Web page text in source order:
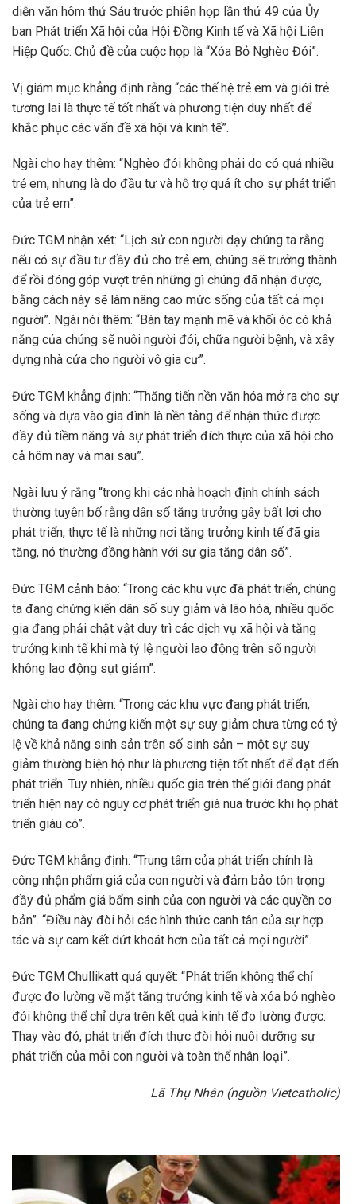
diễn văn hôm thứ Sáu trước phiên họp lần thứ 49 của Ủy
ban Phát triển Xã hội của Hội Đồng Kinh tế và Xã hội Liên
Hiệp Quốc. Chủ đề của cuộc họp là “Xóa Bỏ Nghèo Đói”.
Vị giám mục khẳng định rằng “các thế hệ trẻ em và giới trẻ
tương lai là thực tế tốt nhất và phương tiện duy nhất để
khắc phục các vấn đề xã hội và kinh tế”.
Ngài cho hay thêm: “Nghèo đói không phải do có quá nhiều
trẻ em, nhưng là do đầu tư và hỗ trợ quá ít cho sự phát triển
của trẻ em”.
Đức TGM nhận xét: “Lịch sử con người dạy chúng ta rằng
nếu có sự đầu tư đầy đủ cho trẻ em, chúng sẽ trưởng thành
để rồi đóng góp vượt trên những gì chúng đã nhận được,
bằng cách này sẽ làm nâng cao mức sống của tất cả mọi
người”. Ngài nói thêm: “Bàn tay mạnh mẽ và khối óc có khả
năng của chúng sẽ nuôi người đói, chữa người bệnh, và xây
dựng nhà cửa cho người vô gia cư”.
Đức TGM khẳng định: “Thăng tiến nền văn hóa mở ra cho sự
sống và dựa vào gia đình là nền tảng để nhận thức được
đầy đủ tiềm năng và sự phát triển đích thực của xã hội cho
cả hôm nay và mai sau”.
Ngài lưu ý rằng “trong khi các nhà hoạch định chính sách
thường tuyên bố rằng dân số tăng trưởng gây bất lợi cho
phát triển, thực tế là những nơi tăng trưởng kinh tế đã gia
tăng, nó thường đồng hành với sự gia tăng dân số”.
Đức TGM cảnh báo: “Trong các khu vực đã phát triển, chúng
ta đang chứng kiến dân số suy giảm và lão hóa, nhiều quốc
gia đang phải chật vật duy trì các dịch vụ xã hội và tăng
trưởng kinh tế khi mà tỷ lệ người lao động trên số người
không lao động sụt giảm”.
Ngài cho hay thêm: “Trong các khu vực đang phát triển,
chúng ta đang chứng kiến một sự suy giảm chưa từng có tỷ
lệ về khả năng sinh sản trên số sinh sản – một sự suy
giảm thường biện hộ như là phương tiện tốt nhất để đạt đến
phát triển. Tuy nhiên, nhiều quốc gia trên thế giới đang phát
triển hiện nay có nguy cơ phát triển già nua trước khi họ phát
triển giàu có”.
Đức TGM khẳng định: “Trung tâm của phát triển chính là
công nhận phẩm giá của con người và đảm bảo tôn trọng
đầy đủ phẩm giá bẩm sinh của con người và các quyền cơ
bản”. “Điều này đòi hỏi các hình thức canh tân của sự hợp
tác và sự cam kết dứt khoát hơn của tất cả mọi người”.
Đức TGM Chullikatt quả quyết: “Phát triển không thể chỉ
được đo lường về mặt tăng trưởng kinh tế và xóa bỏ nghèo
đói không thể chỉ dựa trên kết quả kinh tế đo lường được.
Thay vào đó, phát triển đích thực đòi hỏi nuôi dưỡng sự
phát triển của mỗi con người và toàn thể nhân loại”.
Lã Thụ Nhân (nguồn Vietcatholic)